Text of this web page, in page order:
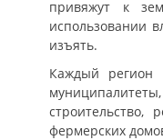
привяжут к
использовании
изъять.
Каждый регион
строительство,
фермерских